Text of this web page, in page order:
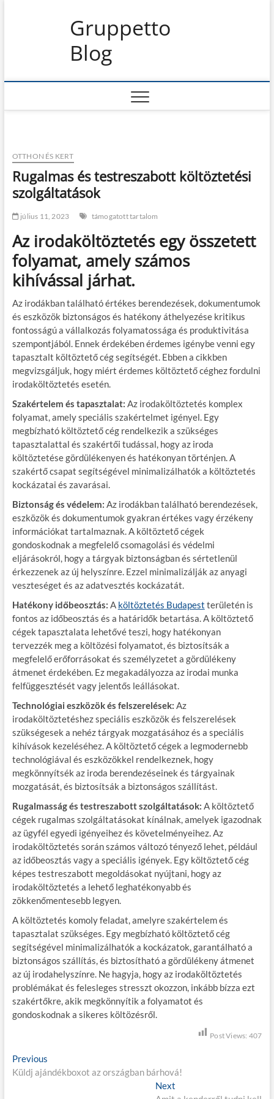
Gruppetto
Blog
OTTHON ÉS KERT
Rugalmas és testreszabott költöztetési
szolgáltatások
július 11, 2023 támogatott tartalom
Az irodaköltöztetés egy összetett
folyamat, amely számos
kihívással járhat.
Az irodákban található értékes berendezések, dokumentumok
és eszközök biztonságos és hatékony áthelyezése kritikus
fontosságú a vállalkozás folyamatossága és produktivitása
szempontjából. Ennek érdekében érdemes igénybe venni egy
tapasztalt költöztető cég segítségét. Ebben a cikkben
megvizsgáljuk, hogy miért érdemes költöztető céghez fordulni
irodaköltöztetés esetén.
Szakértelem és tapasztalat: Az irodaköltöztetés komplex
folyamat, amely speciális szakértelmet igényel. Egy
megbízható költöztető cég rendelkezik a szükséges
tapasztalattal és szakértői tudással, hogy az iroda
költöztetése gördülékenyen és hatékonyan történjen. A
szakértő csapat segítségével minimalizálhatók a költöztetés
kockázatai és zavarásai.
Biztonság és védelem: Az irodákban található berendezések,
eszközök és dokumentumok gyakran értékes vagy érzékeny
információkat tartalmaznak. A költöztető cégek
gondoskodnak a megfelelő csomagolási és védelmi
eljárásokról, hogy a tárgyak biztonságban és sértetlenül
érkezzenek az új helyszínre. Ezzel minimalizálják az anyagi
veszteséget és az adatvesztés kockázatát.
Hatékony időbeosztás: A költöztetés Budapest területén is
fontos az időbeosztás és a határidők betartása. A költöztető
cégek tapasztalata lehetővé teszi, hogy hatékonyan
tervezzék meg a költözési folyamatot, és biztosítsák a
megfelelő erőforrásokat és személyzetet a gördülékeny
átmenet érdekében. Ez megakadályozza az irodai munka
felfüggesztését vagy jelentős leállásokat.
Technológiai eszközök és felszerelések: Az
irodaköltöztetéshez speciális eszközök és felszerelések
szükségesek a nehéz tárgyak mozgatásához és a speciális
kihívások kezeléséhez. A költöztető cégek a legmodernebb
technológiával és eszközökkel rendelkeznek, hogy
megkönnyítsék az iroda berendezéseinek és tárgyainak
mozgatását, és biztosítsák a biztonságos szállítást.
Rugalmasság és testreszabott szolgáltatások: A költöztető
cégek rugalmas szolgáltatásokat kínálnak, amelyek igazodnak
az ügyfél egyedi igényeihez és követelményeihez. Az
irodaköltöztetés során számos változó tényező lehet, például
az időbeosztás vagy a speciális igények. Egy költöztető cég
képes testreszabott megoldásokat nyújtani, hogy az
irodaköltöztetés a lehető leghatékonyabb és
zökkenőmentesebb legyen.
A költöztetés komoly feladat, amelyre szakértelem és
tapasztalat szükséges. Egy megbízható költöztető cég
segítségével minimalizálhatók a kockázatok, garantálható a
biztonságos szállítás, és biztosítható a gördülékeny átmenet
az új irodahelyszínre. Ne hagyja, hogy az irodaköltöztetés
problémákat és felesleges stresszt okozzon, inkább bízza ezt
szakértőkre, akik megkönnyítik a folyamatot és
gondoskodnak a sikeres költözésről.
Post Views: 407
B
e
Previous
r
Küldj ajándékboxot az országban bárhová!
Next